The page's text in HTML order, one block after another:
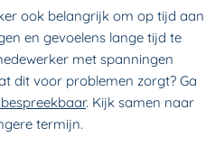
ook belangrijk om op tijd aan
en gevoelens lange tijd te
met spanningen
dit voor problemen zorgt? Ga
. Kijk samen naar
termijn.